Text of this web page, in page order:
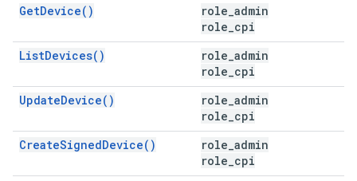
GetDevice()
role_admin
role_cpi
ListDevices()
role_admin
role_cpi
UpdateDevice()
role_admin
role_cpi
CreateSignedDevice()
role_admin
role_cpi